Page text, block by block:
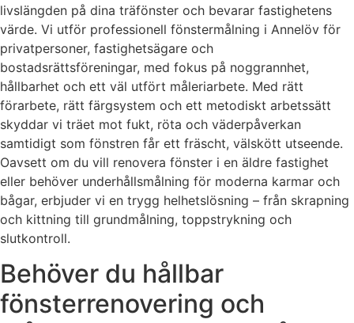
livslängden på dina träfönster och bevarar fastighetens
värde. Vi utför professionell fönstermålning i Annelöv för
privatpersoner, fastighetsägare och
bostadsrättsföreningar, med fokus på noggrannhet,
hållbarhet och ett väl utfört måleriarbete. Med rätt
förarbete, rätt färgsystem och ett metodiskt arbetssätt
skyddar vi träet mot fukt, röta och väderpåverkan
samtidigt som fönstren får ett fräscht, välskött utseende.
Oavsett om du vill renovera fönster i en äldre fastighet
eller behöver underhållsmålning för moderna karmar och
bågar, erbjuder vi en trygg helhetslösning – från skrapning
och kittning till grundmålning, toppstrykning och
slutkontroll.
Behöver du hållbar
fönsterrenovering och